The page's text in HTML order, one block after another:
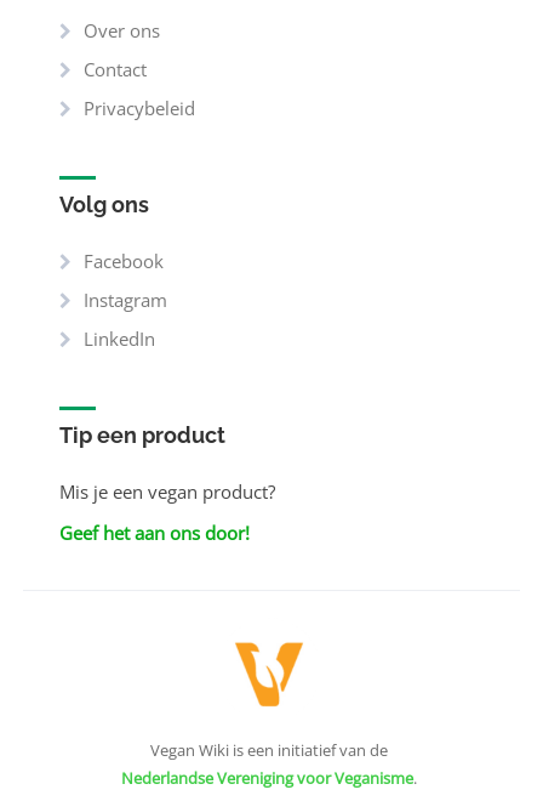
Over ons
Contact
Privacybeleid
Volg ons
Facebook
Instagram
LinkedIn
Tip een product
Mis je een vegan product?
Geef het aan ons door!
Vegan Wiki is een initiatief van de
Nederlandse Vereniging voor Veganisme.